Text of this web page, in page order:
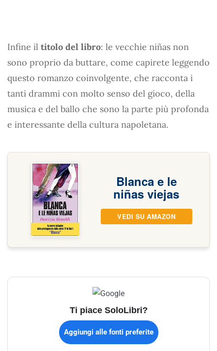
Infine il titolo del libro: le vecchie niñas non
sono proprio da buttare, come capirete leggendo
questo romanzo coinvolgente, che racconta i
tanti drammi con molto senso del gioco, della
musica e del ballo che sono la parte più profonda
e interessante della cultura napoletana.
Blanca e le
niñas viejas
VEDI SU AMAZON
Ti piace SoloLibri?
Aggiungi alle fonti preferite